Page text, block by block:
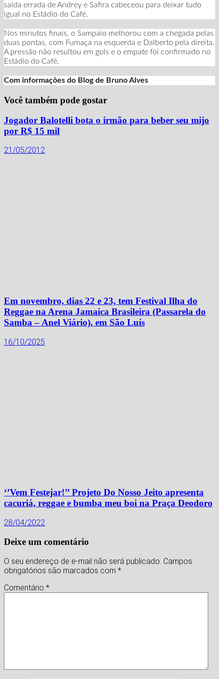
saída errada de Andrey e Safira cabeceou para deixar tudo
igual no Estádio do Café.
Nos minutos finais, o Sampaio melhorou com a chegada pelas
duas pontas, com Fumaça na esquerda e Dalberto pela direita.
A pressão não resultou em gols e o empate foi confirmado no
Estádio do Café.
Com informações do Blog de Bruno Alves
Você também pode gostar
Jogador Balotelli bota o irmão para beber seu mijo
por R$ 15 mil
21/05/2012
Em novembro, dias 22 e 23, tem Festival Ilha do
Reggae na Arena Jamaica Brasileira (Passarela do
Samba – Anel Viário), em São Luís
16/10/2025
‘’Vem Festejar!’’ Projeto Do Nosso Jeito apresenta
cacuriá, reggae e bumba meu boi na Praça Deodoro
28/04/2022
Deixe um comentário
O seu endereço de e-mail não será publicado. Campos
obrigatórios são marcados com *
Comentário *